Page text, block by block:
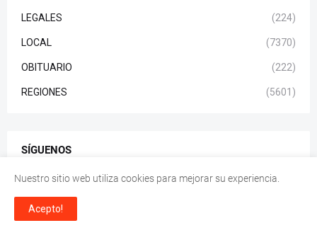
LEGALES (224)
LOCAL (7370)
OBITUARIO (222)
REGIONES (5601)
SÍGUENOS
Nuestro sitio web utiliza cookies para mejorar su experiencia.
Acepto!